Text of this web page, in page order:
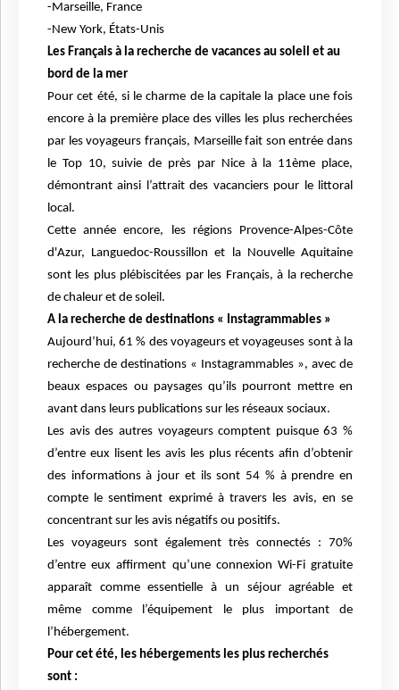
-Marseille, France
-New York, États-Unis
Les Français à la recherche de vacances au soleil et au
bord de la mer
Pour cet été, si le charme de la capitale la place une fois
encore à la première place des villes les plus recherchées
par les voyageurs français, Marseille fait son entrée dans
le Top 10, suivie de près par Nice à la 11ème place,
démontrant ainsi l’attrait des vacanciers pour le littoral
local.
Cette année encore, les régions Provence-Alpes-Côte
d'Azur, Languedoc-Roussillon et la Nouvelle Aquitaine
sont les plus plébiscitées par les Français, à la recherche
de chaleur et de soleil.
A la recherche de destinations « Instagrammables »
Aujourd’hui, 61 % des voyageurs et voyageuses sont à la
recherche de destinations « Instagrammables », avec de
beaux espaces ou paysages qu’ils pourront mettre en
avant dans leurs publications sur les réseaux sociaux.
Les avis des autres voyageurs comptent puisque 63 %
d’entre eux lisent les avis les plus récents afin d’obtenir
des informations à jour et ils sont 54 % à prendre en
compte le sentiment exprimé à travers les avis, en se
concentrant sur les avis négatifs ou positifs.
Les voyageurs sont également très connectés : 70%
d’entre eux affirment qu’une connexion Wi-Fi gratuite
apparaît comme essentielle à un séjour agréable et
même comme l’équipement le plus important de
l’hébergement.
Pour cet été, les hébergements les plus recherchés
sont :